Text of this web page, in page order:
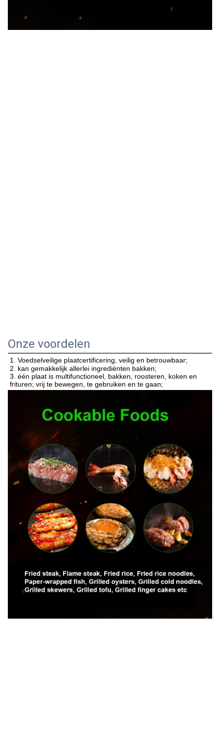
Onze voordelen
1. Voedselveilige plaatcertificering, veilig en betrouwbaar;
2. kan gemakkelijk allerlei ingrediënten bakken;
3. één plaat is multifunctioneel, bakken, roosteren, koken en
frituren; vrij te bewegen, te gebruiken en te gaan;